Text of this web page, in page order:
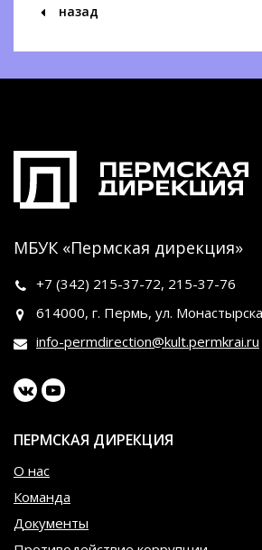
назад
МБУК «Пермская дирекция»
+7 (342) 215-37-72, 215-37-76
614000, г. Пермь, ул.
info-permdirection@kult.permkrai.ru
ПЕРМСКАЯ ДИРЕКЦИЯ
О нас
Команда
Документы